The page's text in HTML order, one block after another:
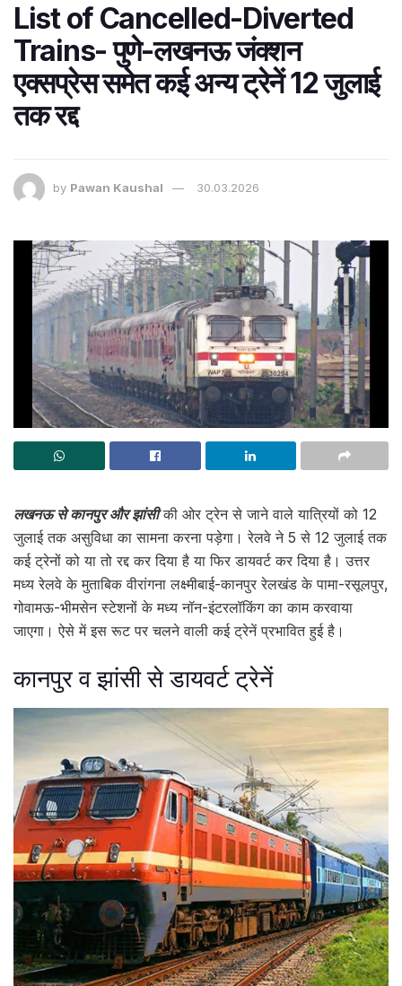
List of Cancelled-Diverted
Trains- पुणे-लखनऊ जंक्शन
एक्सप्रेस समेत कई अन्य ट्रेनें 12 जुलाई
तक रद्द
by Pawan Kaushal 30.03.2026
लखनऊ से कानपुर और झांसीकी ओर ट्रेन से जाने वाले यात्रियों को 12
जुलाई तक असुविधा का सामना करना पड़ेगा। रेलवे ने 5 से 12 जुलाई तक
कई ट्रेनों को या तो रद्द कर दिया है या फिर डायवर्ट कर दिया है। उत्तर
मध्य रेलवे के मुताबिक वीरांगना लक्ष्मीबाई-कानपुर रेलखंड के पामा-रसूलपुर,
गोवामऊ-भीमसेन स्टेशनों के मध्य नॉन-इंटरलॉकिंग का काम करवाया
जाएगा। ऐसे में इस रूट पर चलने वाली कई ट्रेनें प्रभावित हुई है।
कानपुर व झांसी से डायवर्ट ट्रेनें